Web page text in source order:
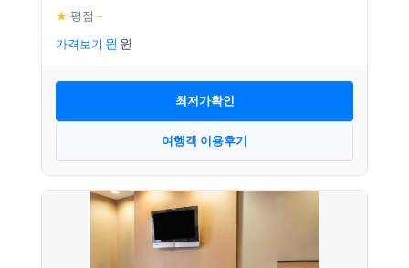
★ 평점 –
가격보기
최저가확인
여행객 이용후기